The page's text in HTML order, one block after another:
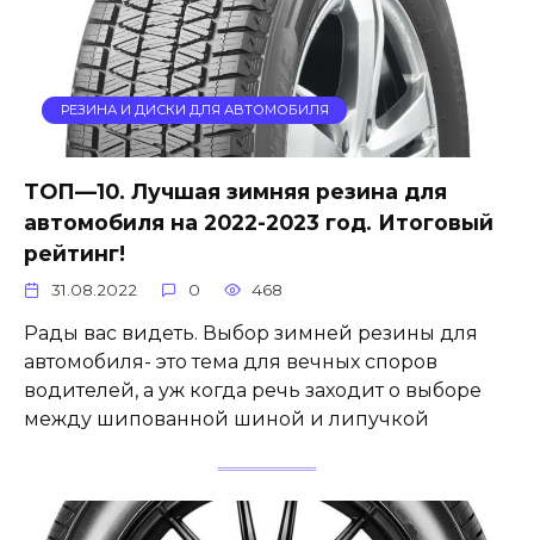
РЕЗИНА И ДИСКИ ДЛЯ АВТОМОБИЛЯ
ТОП—10. Лучшая зимняя резина для
автомобиля на 2022-2023 год. Итоговый
рейтинг!
31.08.2022 0 468
Рады вас видеть. Выбор зимней резины для
автомобиля- это тема для вечных споров
водителей, а уж когда речь заходит о выборе
между шипованной шиной и липучкой